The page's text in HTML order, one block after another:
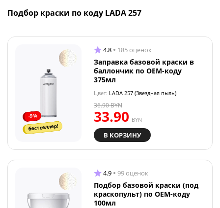
Подбор краски по коду LADA 257
-9%
бестселлер!
4.8 185 оценок
Заправка базовой краски в
баллончик по OEM-коду
375мл
Цвет: LADA 257 (Звездная пыль)
33.90 BYN
36.90BYN
В КОРЗИНУ
4.9 99 оценок
Подбор базовой краски (под
краскопульт) по OEM-коду
100мл